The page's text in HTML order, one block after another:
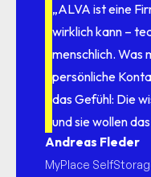
„ALVA ist eine
wirklich kann –
menschlich. Was
persönliche
das Gefühl: Die
und sie wollen
Andreas Fleder
MyPlace